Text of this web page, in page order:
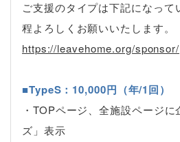
ご支援のタイプは下記になっ
程よろしくお願いいたします。
https://leavehome.org/sponsor/
■TypeS：10,000円（年/1回）
・TOPページ、全施設ページ
ズ」表示